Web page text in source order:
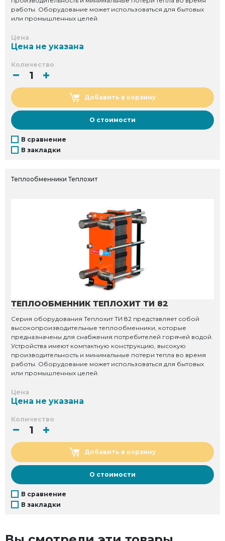
работы. Оборудование может использоваться для бытовых
или промышленных целей.
Цена
Цена не указана
Количество
Добавить в корзину
О стоимости
В сравнение
В закладки
Теплообменники Теплохит
ТЕПЛООБМЕННИК ТЕПЛОХИТ ТИ 82
Серия оборудования Теплохит ТИ 82 представляет собой
высокопроизводительные теплообменники, которые
предназначены для снабжения потребителей горячей водой.
Устройства имеют компактную конструкцию, высокую
производительность и минимальные потери тепла во время
работы. Оборудование может использоваться для бытовых
или промышленных целей.
Цена
Цена не указана
Количество
Добавить в корзину
О стоимости
В сравнение
В закладки